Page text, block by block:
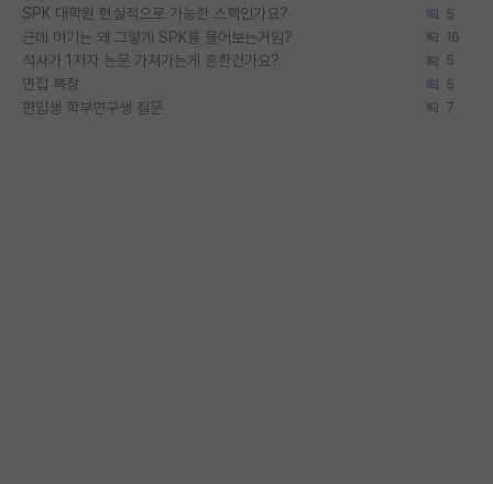
SPK 대학원 현실적으로 가능한 스펙인가요? 5
근데 여기는 왜 그렇게 SPK를 물어보는거임? 16
석사가 1저자 논문 가져가는게 흔한건가요? 5
면접 복장 5
편입생 학부연구생 질문 7